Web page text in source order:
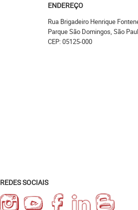
ENDEREÇO
Rua Brigadeiro Henrique
Parque São Domingos, São
CEP: 05125-000
REDES SOCIAIS